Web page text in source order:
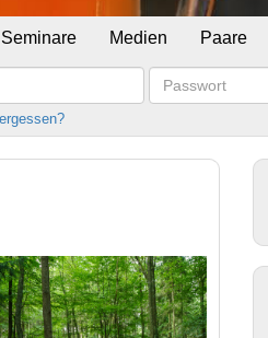
Seminare Medien Paare
Passwort